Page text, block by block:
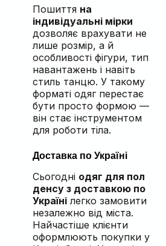
Пошиття на
індивідуальні мірки
дозволяє врахувати не
лише розмір, а й
особливості фігури, тип
навантажень і навіть
стиль танцю. У такому
форматі одяг перестає
бути просто формою —
він стає інструментом
для роботи тіла.
Доставка по Україні
Сьогодні одяг для пол
денсу з доставкою по
Українілегко замовити
незалежно від міста.
Найчастіше клієнти
оформлюють покупки у